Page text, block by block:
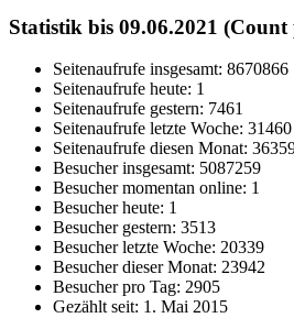
Statistik bis 09.06.2021 (Count
Seitenaufrufe insgesamt: 8670866
Seitenaufrufe heute: 1
Seitenaufrufe gestern: 7461
Seitenaufrufe letzte Woche: 31460
Seitenaufrufe diesen Monat:
Besucher insgesamt: 5087259
Besucher momentan online: 1
Besucher heute: 1
Besucher gestern: 3513
Besucher letzte Woche: 20339
Besucher dieser Monat: 23942
Besucher pro Tag: 2905
Gezählt seit: 1. Mai 2015